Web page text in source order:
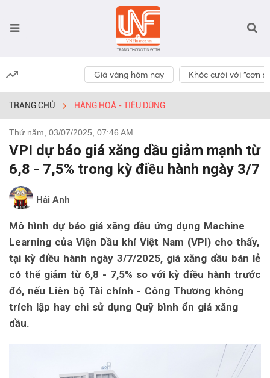
Giá vàng hôm nay Khóc cười với “cơn
TRANG CHỦ HÀNG HOÁ - TIÊU DÙNG
Thứ năm, 03/07/2025, 07:46 AM
VPI dự báo giá xăng dầu giảm mạnh từ
6,8 - 7,5% trong kỳ điều hành ngày 3/7
Hải Anh
Mô hình dự báo giá xăng dầu ứng dụng Machine
Learning của Viện Dầu khí Việt Nam (VPI) cho thấy,
tại kỳ điều hành ngày 3/7/2025, giá xăng dầu bán lẻ
có thể giảm từ 6,8 - 7,5% so với kỳ điều hành trước
đó, nếu Liên bộ Tài chính - Công Thương không
trích lập hay chi sử dụng Quỹ bình ổn giá xăng
dầu.